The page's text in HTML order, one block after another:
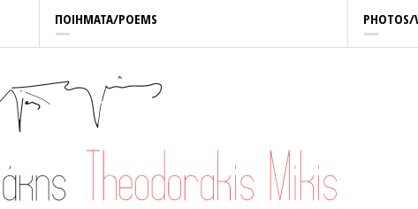
ΠΟΙΗΜΑΤΑ/POEMS PHOTOS/